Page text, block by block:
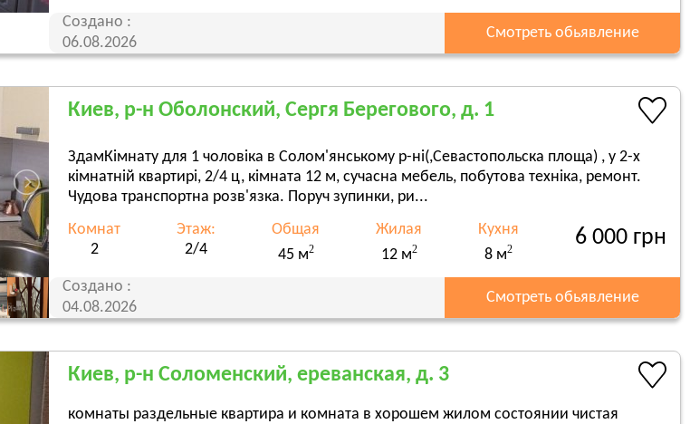
Создано :
06.08.2026
Смотреть обьявление
Киев, р-н Оболонский, Сергя Берегового, д. 1
ЗдамКімнату для 1 чоловіка в Солом'янському р-ні(,Севастопольска площа) , у 2-х
кімнатній квартирі, 2/4 ц, кімната 12 м, сучасна мебель, побутова техніка, ремонт.
Чудова транспортна розв'язка. Поруч зупинки, ри...
Комнат
2
Этаж:
2/4
Общая
45 м2
Жилая
12 м2
Кухня
8 м2 6 000 грн
Создано :
04.08.2026
Смотреть обьявление
Киев, р-н Соломенский, ереванская, д. 3
комнаты раздельные квартира и комната в хорошем жилом состоянии чистая